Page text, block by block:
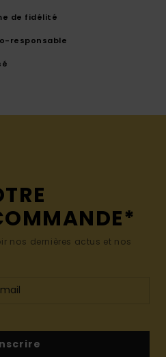
de fidélité
responsable
nos dernières actus et nos